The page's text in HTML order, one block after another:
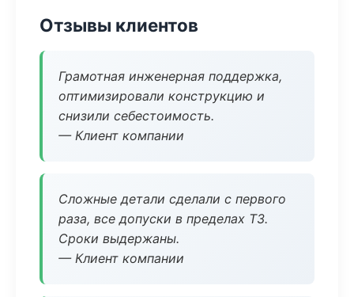
Отзывы клиентов
Грамотная инженерная поддержка,
оптимизировали конструкцию и
снизили себестоимость.
— Клиент компании
Сложные детали сделали с первого
раза, все допуски в пределах ТЗ.
Сроки выдержаны.
— Клиент компании